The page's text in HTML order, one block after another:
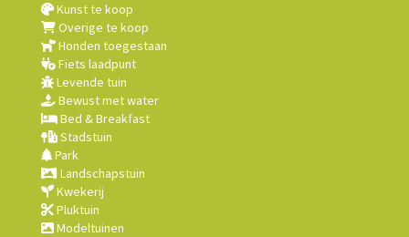
Kunst te koop
Overige te koop
Honden toegestaan
Fiets laadpunt
Levende tuin
Bewust met water
Bed & Breakfast
Stadstuin
Park
Landschapstuin
Kwekerij
Pluktuin
Modeltuinen